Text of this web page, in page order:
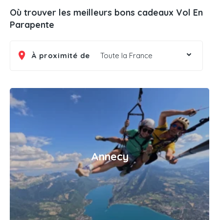
Où trouver les meilleurs bons cadeaux Vol En
Parapente
À proximité de Toute la France
Annecy